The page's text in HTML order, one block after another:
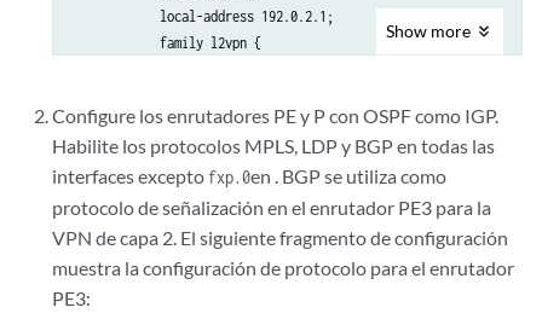
            local-address 192.0.2.1;
            family l2vpn {
            neighbor 192.0.2.7;
        }
    }
    ospf {
        traffic-engineering;
        area 0.0.0.0 {
            interface all;
            interface fxp0.0 {
Show more
Configure los enrutadores PE y P con OSPF como IGP.
Habilite los protocolos MPLS, LDP y BGP en todas las
interfaces excepto fxp.0en . BGP se utiliza como
protocolo de señalización en el enrutador PE3 para la
VPN de capa 2. El siguiente fragmento de configuración
muestra la configuración de protocolo para el enrutador
PE3: